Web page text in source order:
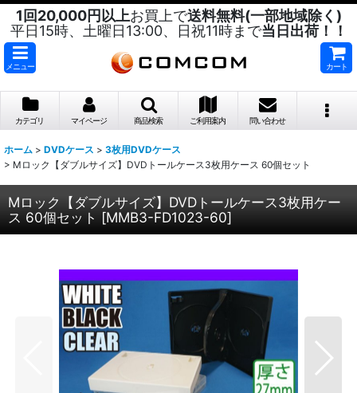
1回20,000円以上お買上で送料無料(一部地域除く)
平日15時、土曜日13:00、日祝11時まで当日出荷！！
メニュー カート
カテゴリ マイページ 商品検索 ご利用案内 問い合わせ
ホーム > DVDケース > 3枚用DVDケース
> Mロック【ダブルサイズ】DVDトールケース3枚用ケース 60個セット
Mロック【ダブルサイズ】DVDトールケース3枚用ケー
ス 60個セット [MMB3-FD1023-60]